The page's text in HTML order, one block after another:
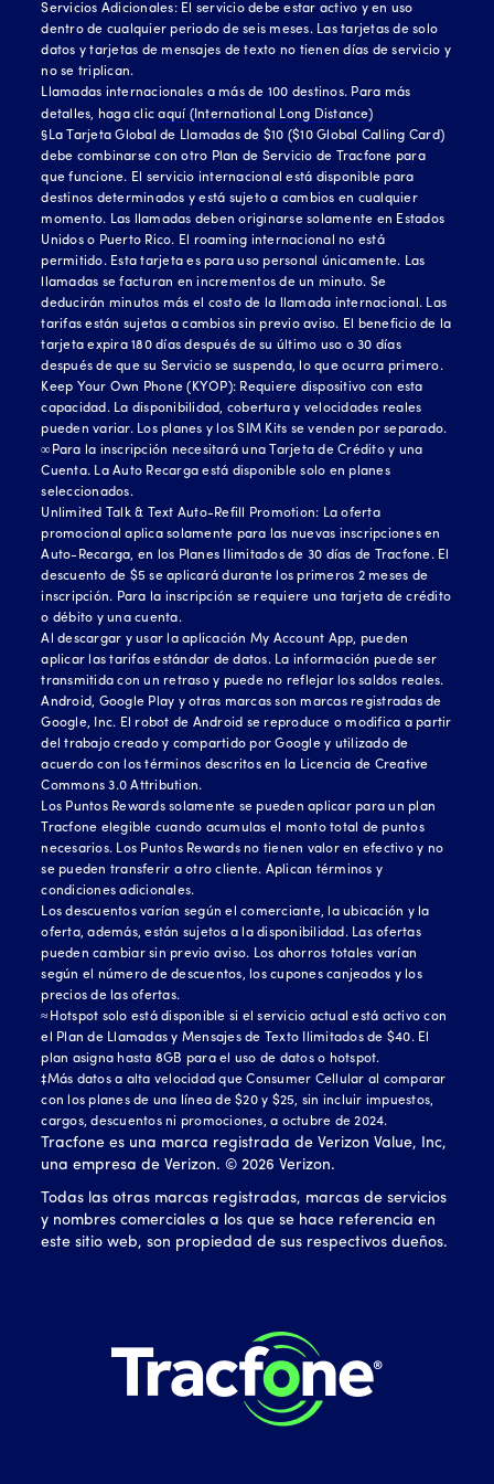
Servicios Adicionales: El servicio debe estar activo y en uso
dentro de cualquier periodo de seis meses. Las tarjetas de solo
datos y tarjetas de mensajes de texto no tienen días de servicio y
no se triplican.
Llamadas internacionales a más de 100 destinos. Para más
detalles, haga clicaquí (International Long Distance)
§La Tarjeta Global de Llamadas de $10 ($10 Global Calling Card)
debe combinarse con otro Plan de Servicio de Tracfone para
que funcione. El servicio internacional está disponible para
destinos determinados y está sujeto a cambios en cualquier
momento. Las llamadas deben originarse solamente en Estados
Unidos o Puerto Rico. El roaming internacional no está
permitido. Esta tarjeta es para uso personal únicamente. Las
llamadas se facturan en incrementos de un minuto. Se
deducirán minutos más el costo de la llamada internacional. Las
tarifas están sujetas a cambios sin previo aviso. El beneficio de la
tarjeta expira 180 días después de su último uso o 30 días
después de que su Servicio se suspenda, lo que ocurra primero.
Keep Your Own Phone (KYOP): Requiere dispositivo con esta
capacidad. La disponibilidad, cobertura y velocidades reales
pueden variar. Los planes y los SIM Kits se venden por separado.
∞Para la inscripción necesitará una Tarjeta de Crédito y una
Cuenta. La Auto Recarga está disponible solo en planes
seleccionados.
Unlimited Talk & Text Auto-Refill Promotion: La oferta
promocional aplica solamente para las nuevas inscripciones en
Auto-Recarga, en los Planes Ilimitados de 30 días de Tracfone. El
descuento de $5 se aplicará durante los primeros 2 meses de
inscripción. Para la inscripción se requiere una tarjeta de crédito
o débito y una cuenta.
Al descargar y usar la aplicación My Account App, pueden
aplicar las tarifas estándar de datos. La información puede ser
transmitida con un retraso y puede no reflejar los saldos reales.
Android, Google Play y otras marcas son marcas registradas de
Google, Inc. El robot de Android se reproduce o modifica a partir
del trabajo creado y compartido por Google y utilizado de
acuerdo con los términos descritos en la Licencia de Creative
Commons 3.0 Attribution.
Los Puntos Rewards solamente se pueden aplicar para un plan
Tracfone elegible cuando acumulas el monto total de puntos
necesarios. Los Puntos Rewards no tienen valor en efectivo y no
se pueden transferir a otro cliente. Aplican términos y
condiciones adicionales.
Los descuentos varían según el comerciante, la ubicación y la
oferta, además, están sujetos a la disponibilidad. Las ofertas
pueden cambiar sin previo aviso. Los ahorros totales varían
según el número de descuentos, los cupones canjeados y los
precios de las ofertas.
≈Hotspot solo está disponible si el servicio actual está activo con
el Plan de Llamadas y Mensajes de Texto Ilimitados de $40. El
plan asigna hasta 8GB para el uso de datos o hotspot.
‡Más datos a alta velocidad que Consumer Cellular al comparar
con los planes de una línea de $20 y $25, sin incluir impuestos,
cargos, descuentos ni promociones, a octubre de 2024.
Tracfone es una marca registrada de Verizon Value, Inc,
una empresa de Verizon. ©2026 Verizon.
Todas las otras marcas registradas, marcas de servicios
y nombres comerciales a los que se hace referencia en
este sitio web, son propiedad de sus respectivos dueños.